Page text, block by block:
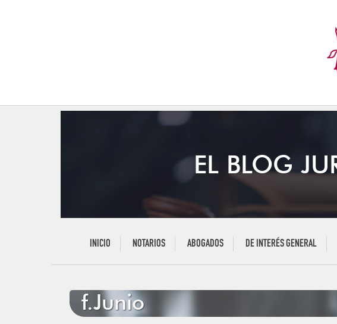
EL BLOG
INICIO NOTARIOS ABOGADOS DE INTERÉS GENERAL
f.Junio